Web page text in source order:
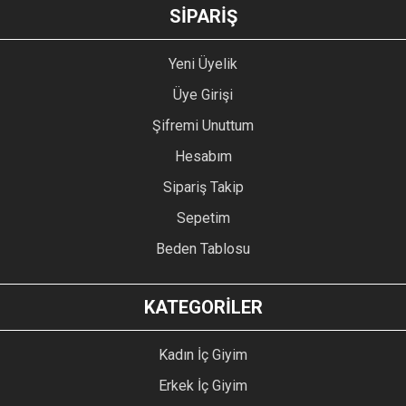
GÖNDER
SİPARİŞ
Yeni Üyelik
Üye Girişi
Şifremi Unuttum
Hesabım
Sipariş Takip
Sepetim
Beden Tablosu
KATEGORİLER
Kadın İç Giyim
Erkek İç Giyim